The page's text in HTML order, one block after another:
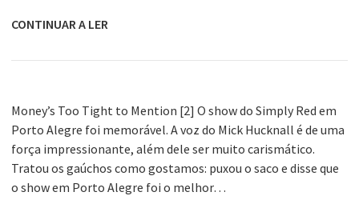
CONTINUAR A LER
Money’s Too Tight to Mention [2] O show do Simply Red em
Porto Alegre foi memorável. A voz do Mick Hucknall é de uma
força impressionante, além dele ser muito carismático.
Tratou os gaúchos como gostamos: puxou o saco e disse que
o show em Porto Alegre foi o melhor…